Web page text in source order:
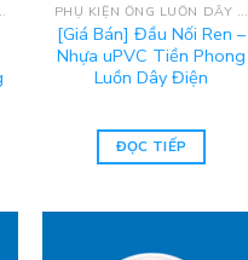
TIỀN PHONG PHỤ KIỆN ỐNG LUỒN DÂY ĐIỆN UPVC TIỀN PHONG
[Giá Bán] Đầu Nối Ren –
Nhựa uPVC Tiền Phong
Luồn Dây Điện
ĐỌC TIẾP